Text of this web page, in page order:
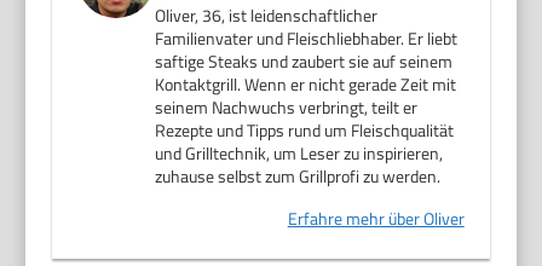
Oliver, 36, ist leidenschaftlicher
Familienvater und Fleischliebhaber. Er liebt
saftige Steaks und zaubert sie auf seinem
Kontaktgrill. Wenn er nicht gerade Zeit mit
seinem Nachwuchs verbringt, teilt er
Rezepte und Tipps rund um Fleischqualität
und Grilltechnik, um Leser zu inspirieren,
zuhause selbst zum Grillprofi zu werden.
Erfahre mehr über Oliver